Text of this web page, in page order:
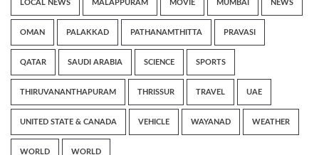
LOCAL NEWS MALAPPURAM MOVIE MUMBAI NEWS
OMAN PALAKKAD PATHANAMTHITTA PRAVASI
QATAR SAUDI ARABIA SCIENCE SPORTS
THIRUVANANTHAPURAM THRISSUR TRAVEL UAE
UNITED STATE & CANADA VEHICLE WAYANAD WEATHER
WORLD WORLD